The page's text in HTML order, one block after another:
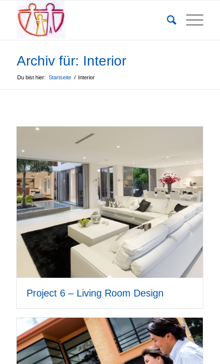
Archiv für: Interior
Du bist hier: Startseite / Interior
Project 6 – Living Room Design